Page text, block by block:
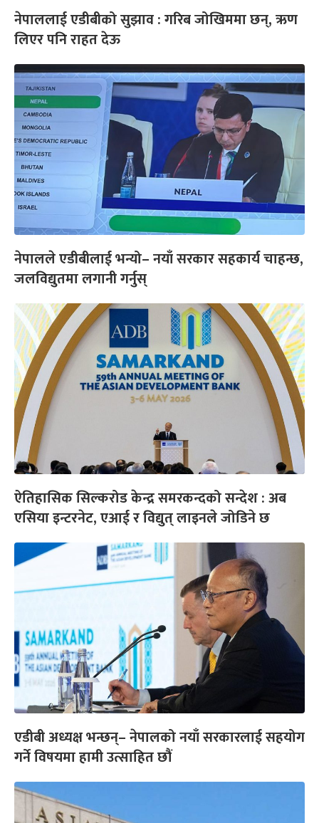
नेपाललाई एडीबीको सुझाव : गरिब जोखिममा छन्, ऋण
लिएर पनि राहत देऊ
नेपालले एडीबीलाई भन्यो– नयाँ सरकार सहकार्य चाहन्छ,
जलविद्युतमा लगानी गर्नुस्
ऐतिहासिक सिल्करोड केन्द्र समरकन्दको सन्देश : अब
एसिया इन्टरनेट, एआई र विद्युत् लाइनले जोडिने छ
एडीबी अध्यक्ष भन्छन्– नेपालको नयाँ सरकारलाई सहयोग
गर्ने विषयमा हामी उत्साहित छौं